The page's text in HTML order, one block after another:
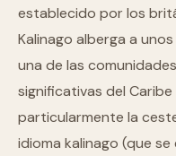
establecido por los
Kalinago alberga a
una de las
significativas del Caribe
particularmente la
idioma kalinago (que